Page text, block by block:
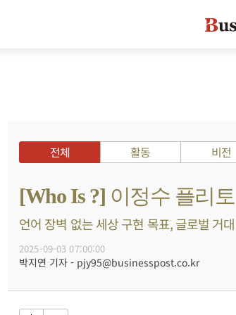
전체 활동 비전
[Who Is ?] 이정수 플리
언어 장벽 없는 세상 구현 목표, 글로벌 거
2025-09-03 07:00:00
박지연 기자 - pjy95@businesspost.co.kr